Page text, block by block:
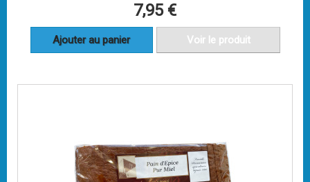
7,95 €
Ajouter au panier Voir le produit